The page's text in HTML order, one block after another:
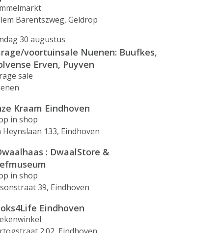
Barentszweg, Geldrop
30 augustus
voortuinsale Nuenen: Buufkes,
Erven, Puyven
sale
Kraam Eindhoven
in shop
Heynslaan 133, Eindhoven
: DwaalStore &
in shop
39, Eindhoven
Eindhoven